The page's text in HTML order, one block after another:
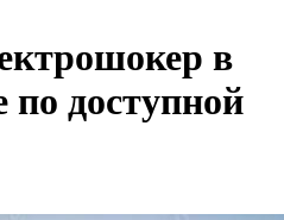
в
доступной